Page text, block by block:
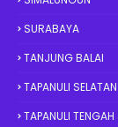
SURABAYA
TANJUNG BALAI
TAPANULI SELATAN
TAPANULI TENGAH